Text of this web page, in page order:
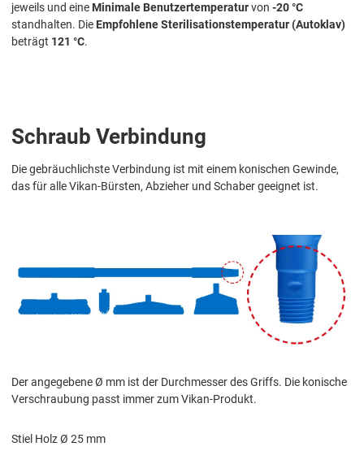
jeweils und eine Minimale Benutzertemperaturvon -20 °C
standhalten. Die Empfohlene Sterilisationstemperatur (Autoklav)
beträgt 121 °C.
Schraub Verbindung
Die gebräuchlichste Verbindung ist mit einem konischen Gewinde,
das für alle Vikan-Bürsten, Abzieher und Schaber geeignet ist.
Der angegebene Ø mm ist der Durchmesser des Griffs. Die konische
Verschraubung passt immer zum Vikan-Produkt.
Stiel Holz Ø 25 mm